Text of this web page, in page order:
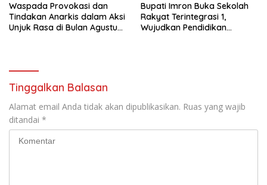
Waspada Provokasi dan
Tindakan Anarkis dalam Aksi
Unjuk Rasa di Bulan Agustus
Bupati Imron Buka Sekolah
Rakyat Terintegrasi 1,
Wujudkan Pendidikan
Tinggalkan Balasan
Alamat email Anda tidak akan dipublikasikan. Ruas yang wajib
ditandai *